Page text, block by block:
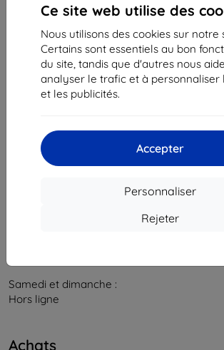
Ce site web utilise des
Nous utilisons des cookies sur notre
Certains sont essentiels au bon
du site, tandis que d'autres nous
analyser le trafic et à personnaliser
et les publicités.
Accepter
Personnaliser
Rejeter
Shield-Sk s.r.o.
Ulica Rudolfa Mocka 3750/2A
841 04 Bratislava
Numéro d’identification d’entreprise :
Contacts
Samedi et dimanche :
Hors ligne
Achats